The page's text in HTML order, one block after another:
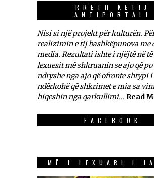
RRETH KËTIJ
ANTIPORTALI
Nisi si një projekt për kulturën.
realizimin e tij bashkëpunova me
media. Rezultati ishte i njëjtë në
lexuesit më shkruanin se ajo që
ndryshe nga ajo që ofronte shtypi
ndërkohë që shkrimet e mia sa
hiqeshin nga qarkullimi... Read
FACEBOOK
MË I LEXUARI I